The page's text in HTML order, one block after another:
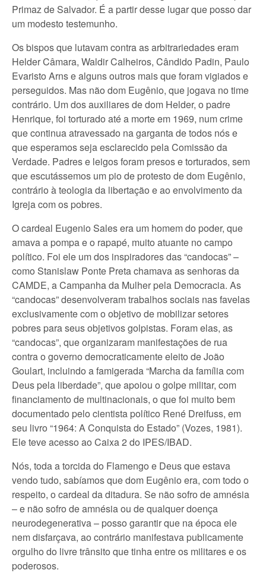
Primaz de Salvador. É a partir desse lugar que posso dar
um modesto testemunho.
Os bispos que lutavam contra as arbitrariedades eram
Helder Câmara, Waldir Calheiros, Cândido Padin, Paulo
Evaristo Arns e alguns outros mais que foram vigiados e
perseguidos. Mas não dom Eugênio, que jogava no time
contrário. Um dos auxiliares de dom Helder, o padre
Henrique, foi torturado até a morte em 1969, num crime
que continua atravessado na garganta de todos nós e
que esperamos seja esclarecido pela Comissão da
Verdade. Padres e leigos foram presos e torturados, sem
que escutássemos um pio de protesto de dom Eugênio,
contrário à teologia da libertação e ao envolvimento da
Igreja com os pobres.
O cardeal Eugenio Sales era um homem do poder, que
amava a pompa e o rapapé, muito atuante no campo
político. Foi ele um dos inspiradores das “candocas” –
como Stanislaw Ponte Preta chamava as senhoras da
CAMDE, a Campanha da Mulher pela Democracia. As
“candocas” desenvolveram trabalhos sociais nas favelas
exclusivamente com o objetivo de mobilizar setores
pobres para seus objetivos golpistas. Foram elas, as
“candocas”, que organizaram manifestações de rua
contra o governo democraticamente eleito de João
Goulart, incluindo a famigerada “Marcha da família com
Deus pela liberdade”, que apoiou o golpe militar, com
financiamento de multinacionais, o que foi muito bem
documentado pelo cientista político René Dreifuss, em
seu livro “1964: A Conquista do Estado” (Vozes, 1981).
Ele teve acesso ao Caixa 2 do IPES/IBAD.
Nós, toda a torcida do Flamengo e Deus que estava
vendo tudo, sabíamos que dom Eugênio era, com todo o
respeito, o cardeal da ditadura. Se não sofro de amnésia
– e não sofro de amnésia ou de qualquer doença
neurodegenerativa – posso garantir que na época ele
nem disfarçava, ao contrário manifestava publicamente
orgulho do livre trânsito que tinha entre os militares e os
poderosos.